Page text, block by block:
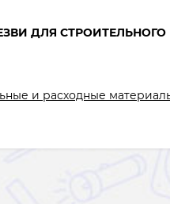
ДЛЯ
и расходные